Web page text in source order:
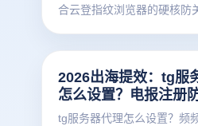
合云登指纹浏览器的硬核防
2026出海提效：tg服
怎么设置？电报注册
矩阵教程
tg服务器代理怎么设置？频